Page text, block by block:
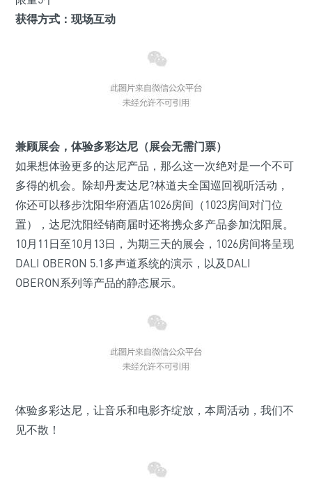
获得方式：现场互动
兼顾展会，体验多彩达尼 （展会无需门票）
如果想体验更多的达尼产品，那么这一次绝对是一个不可
多得的机会。除却丹麦达尼?林道夫全国巡回视听活动，
你还可以移步沈阳华府酒店1026房间（1023房间对门位
置），达尼沈阳经销商届时还将携众多产品参加沈阳展。
10月11日至10月13日，为期三天的展会，1026房间将呈现
DALI OBERON 5.1多声道系统的演示，以及DALI
OBERON系列等产品的静态展示。
体验多彩达尼，让音乐和电影齐绽放，本周活动，我们不
见不散！